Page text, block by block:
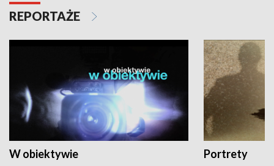
REPORTAŻE
W obiektywie Portrety